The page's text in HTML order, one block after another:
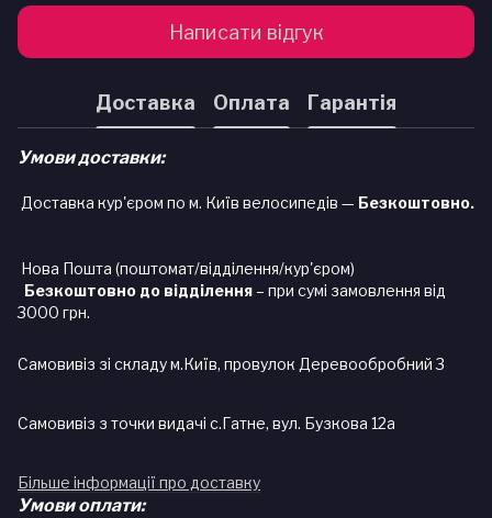
Написати відгук
Доставка Оплата Гарантія
Умови доставки:
Доставка кур'єром по м. Київ велосипедів — Безкоштовно.
Нова Пошта (поштомат/відділення/кур'єром)
Безкоштовно до відділення – при сумі замовлення від
3000 грн.
Самовивіз зі складу м.Київ, провулок Деревообробний 3
Самовивіз з точки видачі с.Гатне, вул. Бузкова 12а
Більше інформації про доставку
Умови оплати: